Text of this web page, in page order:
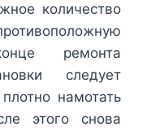
количество
ремонта
следует
намотать
этого снова